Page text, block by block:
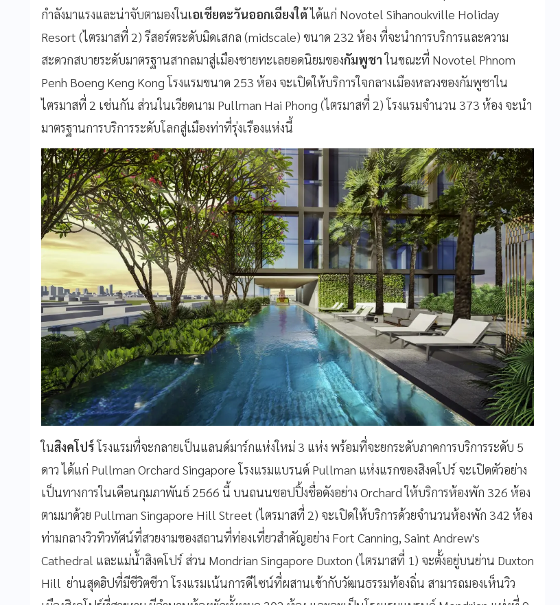
กำลังมาแรงและน่าจับตามองในเอเชียตะวันออกเฉียงใต้ได้แก่ Novotel Sihanoukville Holiday
Resort (ไตรมาสที่ 2) รีสอร์ตระดับมิดเสกล (midscale) ขนาด 232 ห้อง ที่จะนำการบริการและความ
สะดวกสบายระดับมาตรฐานสากลมาสู่เมืองชายทะเลยอดนิยมของกัมพูชาในขณะที่ Novotel Phnom
Penh Boeng Keng Kong โรงแรมขนาด 253 ห้อง จะเปิดให้บริการใจกลางเมืองหลวงของกัมพูชาใน
ไตรมาสที่ 2 เช่นกัน ส่วนในเวียดนาม Pullman Hai Phong (ไตรมาสที่ 2) โรงแรมจำนวน 373 ห้อง จะนำ
มาตรฐานการบริการระดับโลกสู่เมืองท่าที่รุ่งเรืองแห่งนี้
ในสิงคโปร์โรงแรมที่จะกลายเป็นแลนด์มาร์กแห่งใหม่ 3 แห่ง พร้อมที่จะยกระดับภาคการบริการระดับ 5
ดาว ได้แก่ Pullman Orchard Singapore โรงแรมแบรนด์ Pullman แห่งแรกของสิงคโปร์ จะเปิดตัวอย่าง
เป็นทางการในเดือนกุมภาพันธ์ 2566 นี้ บนถนนชอปปิ้งชื่อดังอย่าง Orchard ให้บริการห้องพัก 326 ห้อง
ตามมาด้วย Pullman Singapore Hill Street (ไตรมาสที่ 2) จะเปิดให้บริการด้วยจำนวนห้องพัก 342 ห้อง
ท่ามกลางวิวทิวทัศน์ที่สวยงามของสถานที่ท่องเที่ยวสำคัญอย่าง Fort Canning, Saint Andrew's
Cathedral และแม่น้ำสิงคโปร์ ส่วน Mondrian Singapore Duxton (ไตรมาสที่ 1) จะตั้งอยู่บนย่าน Duxton
Hill ย่านสุดฮิปที่มีชีวิตชีวา โรงแรมเน้นการดีไซน์ที่ผสานเข้ากับวัฒนธรรมท้องถิ่น สามารถมองเห็นวิว